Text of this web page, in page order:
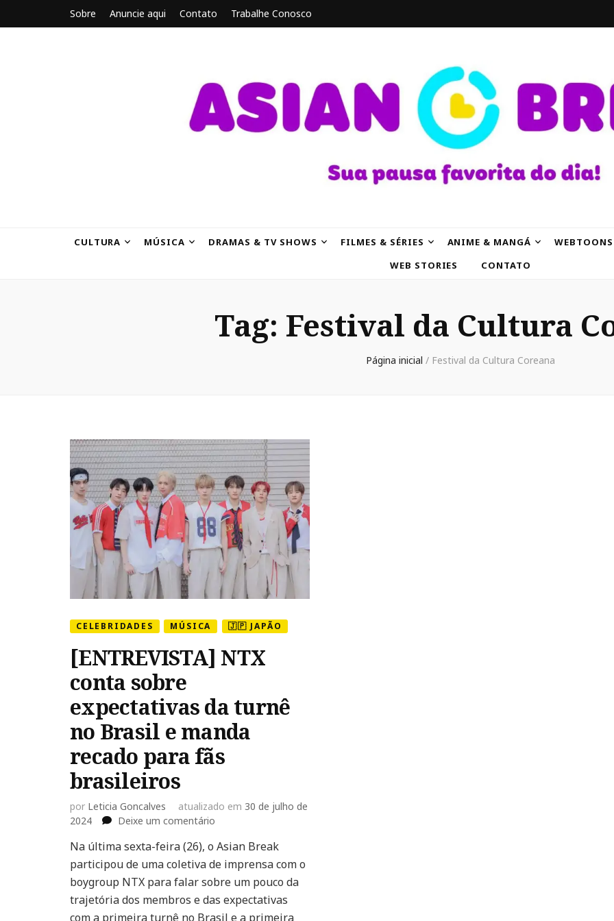
Sobre Anuncie aqui Contato Trabalhe Conosco
CULTURA MÚSICA DRAMAS & TV SHOWS FILMES & SÉRIES ANIME & MANGÁ WEBTOONS
WEB STORIES
CONTATO
Tag: Festival da Cultura
Página inicial / Festival da Cultura Coreana
CELEBRIDADES MÚSICA 🇯🇵 JAPÃO
[ENTREVISTA] NTX
conta sobre
expectativas da turnê
no Brasil e manda
recado para fãs
brasileiros
por Leticia Goncalves atualizado em 30 de julho de
2024
Deixe um comentário
NTX
conta
sobre
expectativas
da
Na última sexta-feira (26), o Asian Break
participou de uma coletiva de imprensa com o
boygroup NTX para falar sobre um pouco da
trajetória dos membros e das expectativas
com a primeira turnê no Brasil e a primeira